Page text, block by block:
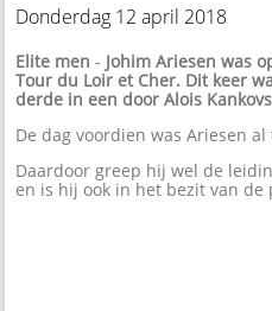
Donderdag 12 april 2018
Elite men - Johim Ariesen was
Tour du Loir et Cher. Dit keer
derde in een door Alois
De dag voordien was Ariesen al
Daardoor greep hij wel de
en is hij ook in het bezit van